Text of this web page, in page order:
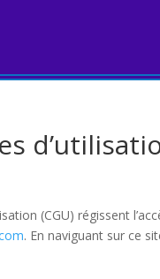
(CGU) régissent
. En naviguant sur ce